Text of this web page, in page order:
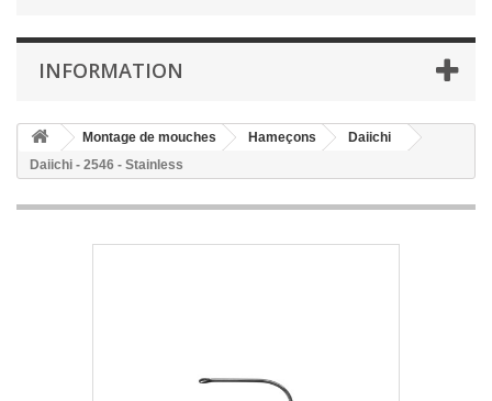
INFORMATION
Montage de mouches Hameçons
Daiichi
Daiichi - 2546 - Stainless